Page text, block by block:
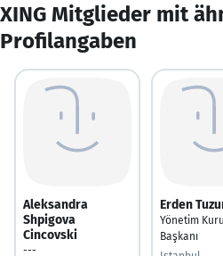
XING Mitglieder mit
Profilangaben
Aleksandra
Shpigova
Cincovski
---
Erden
Yönetim
Başkanı